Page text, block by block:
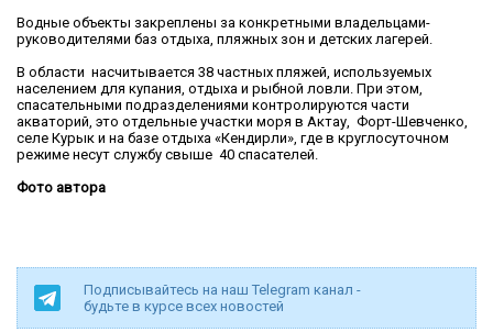
Водные объекты закреплены за конкретными владельцами-
руководителями баз отдыха, пляжных зон и детских лагерей.
В области насчитывается 38 частных пляжей, используемых
населением для купания, отдыха и рыбной ловли. При этом,
спасательными подразделениями контролируются части
акваторий, это отдельные участки моря в Актау, Форт-Шевченко,
селе Курык и на базе отдыха «Кендирли», где в круглосуточном
режиме несут службу свыше 40 спасателей.
Фото автора
Подписывайтесь на наш Telegram канал -
будьте в курсе всех новостей